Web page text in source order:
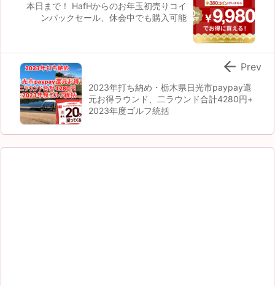
本日まで！ HafHからのお年玉初売りコイ
ンパックセール、休会中でも購入可能
2023年打ち納め・栃木県日光市paypay還
元お得ラウンド、二ラウンド合計4280円+
2023年度ゴルフ統括
 Prev